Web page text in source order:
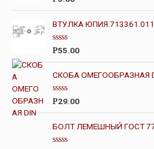
ВТУЛКА
О
е
н
к
а
и
з
Р55.00
СКОБА ОМЕГООБРАЗНАЯ
О
е
н
к
а
Р29.00
БОЛТ ЛЕМЕШНЫЙ ГОСТ